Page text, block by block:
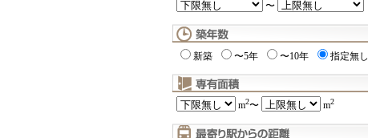
〜
新築 〜5年 〜10年 指定無し
m2〜 m2